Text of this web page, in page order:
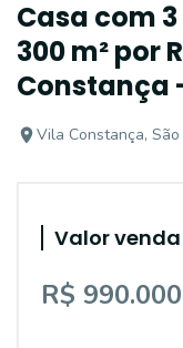
Casa com
300 m² por
Constança
Vila Constança,
Valor venda
R$